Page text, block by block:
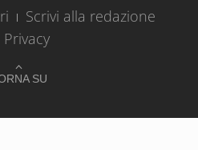
SU
Scrivi alla redazione
Privacy